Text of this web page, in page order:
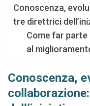
Conoscenza,
tre direttrici
Come far parte
al
Conoscenza,